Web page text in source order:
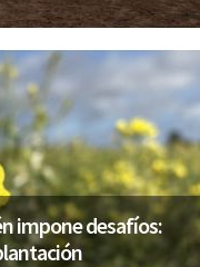
impone desafíos: